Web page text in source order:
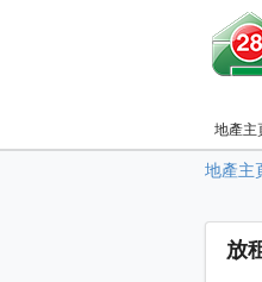
地產主
地產主
放